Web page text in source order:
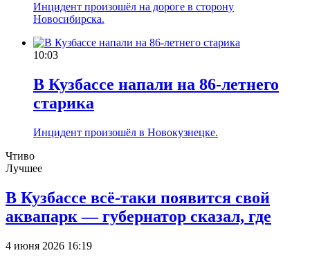
Инцидент произошёл на дороге в сторону
Новосибирска.
10:03
В Кузбассе напали на 86-летнего
старика
Инцидент произошёл в Новокузнецке.
Чтиво
Лучшее
В Кузбассе всё-таки появится свой
аквапарк — губернатор сказал, где
4 июня 2026 16:19